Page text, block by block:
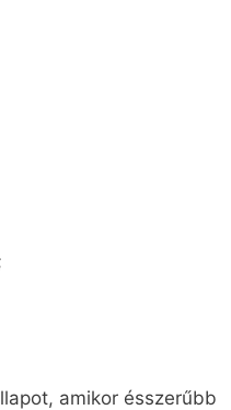
amikor ésszerűbb